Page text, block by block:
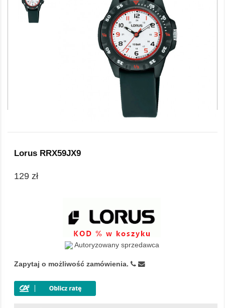
Lorus RRX59JX9
129 zł
Autoryzowany sprzedawca
Zapytaj o możliwość zamówienia.